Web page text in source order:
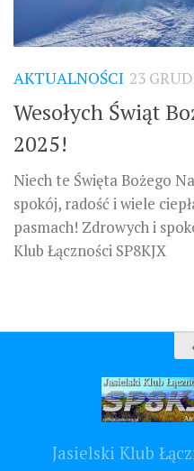
AKTUALNOŚCI 23
Wesołych Świąt
2025!
Niech te Święta Bożego
spokój, radość i wiele
pasmach! Zdrowych i
Klub Łączności SP8KJX
Jasielski Klub